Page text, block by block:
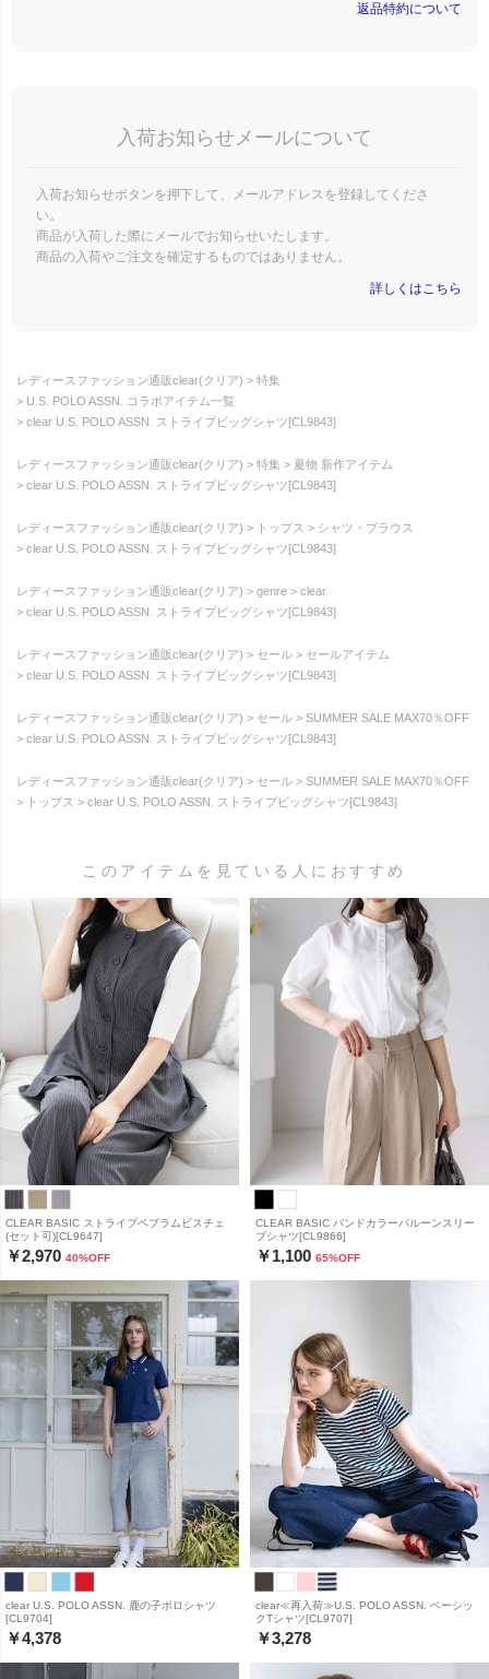
返品特約について
入荷お知らせメールについて
入荷お知らせボタンを押下して、メールアドレスを登録してくださ
い。
商品が入荷した際にメールでお知らせいたします。
商品の入荷やご注文を確定するものではありません。
詳しくはこちら
レディースファッション通販clear(クリア)
特集
U.S. POLO ASSN. コラボアイテム一覧
clear U.S. POLO ASSN. ストライプビッグシャツ[CL9843]
レディースファッション通販clear(クリア) 特集
夏物 新作アイテム
clear U.S. POLO ASSN. ストライプビッグシャツ[CL9843]
レディースファッション通販clear(クリア) トップス
シャツ・ブラウス
clear U.S. POLO ASSN. ストライプビッグシャツ[CL9843]
レディースファッション通販clear(クリア) genre
clear
clear U.S. POLO ASSN. ストライプビッグシャツ[CL9843]
レディースファッション通販clear(クリア) セール
セールアイテム
clear U.S. POLO ASSN. ストライプビッグシャツ[CL9843]
レディースファッション通販clear(クリア) セール
SUMMER SALE MAX70％OFF
clear U.S. POLO ASSN. ストライプビッグシャツ[CL9843]
レディースファッション通販clear(クリア) セール
SUMMER SALE MAX70％OFF
トップス
clear U.S. POLO ASSN. ストライプビッグシャツ[CL9843]
このアイテムを見ている人におすすめ
CLEAR BASIC ストライプペプラムビスチェ
(セット可)[CL9647]
￥2,970 40%OFF
CLEAR BASIC バンドカラーバルーンスリー
ブシャツ[CL9866]
￥1,100 65%OFF
clear U.S. POLO ASSN. 鹿の子ポロシャツ
[CL9704]
￥4,378
clear≪再入荷≫U.S. POLO ASSN. ベーシッ
クTシャツ[CL9707]
￥3,278